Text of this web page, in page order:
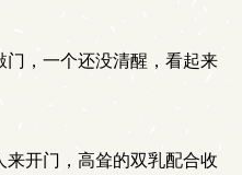
，一个还没清醒，看起来
开门，高耸的双乳配合收